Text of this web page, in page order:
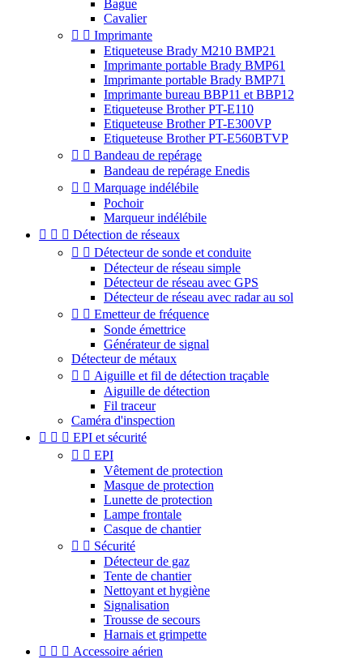
Bague
Cavalier
  Imprimante
Etiqueteuse Brady M210 BMP21
Imprimante portable Brady BMP61
Imprimante portable Brady BMP71
Imprimante bureau BBP11 et BBP12
Etiqueteuse Brother PT-E110
Etiqueteuse Brother PT-E300VP
Etiqueteuse Brother PT-E560BTVP
  Bandeau de repérage
Bandeau de repérage Enedis
  Marquage indélébile
Pochoir
Marqueur indélébile
   Détection de réseaux
  Détecteur de sonde et conduite
Détecteur de réseau simple
Détecteur de réseau avec GPS
Détecteur de réseau avec radar au sol
  Emetteur de fréquence
Sonde émettrice
Générateur de signal
Détecteur de métaux
  Aiguille et fil de détection traçable
Aiguille de détection
Fil traceur
Caméra d'inspection
   EPI et sécurité
  EPI
Vêtement de protection
Masque de protection
Lunette de protection
Lampe frontale
Casque de chantier
  Sécurité
Détecteur de gaz
Tente de chantier
Nettoyant et hygiène
Signalisation
Trousse de secours
Harnais et grimpette
   Accessoire aérien